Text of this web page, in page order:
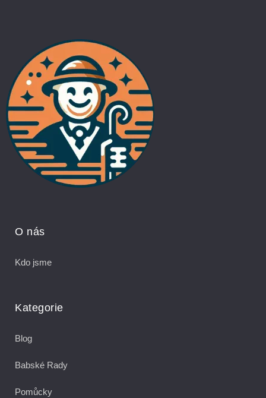
O nás
Kdo jsme
Kategorie
Blog
Babské Rady
Pomůcky